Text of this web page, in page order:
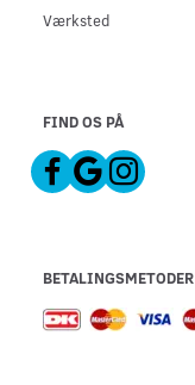
Værksted
FIND OS PÅ
BETALINGSMETODER